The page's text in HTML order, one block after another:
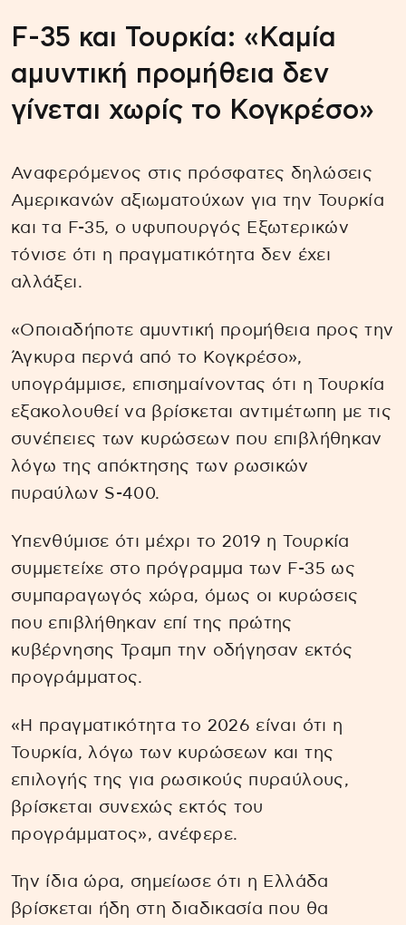
F-35 και Τουρκία: «Καμία
αμυντική προμήθεια δεν
γίνεται χωρίς το Κογκρέσο»
Αναφερόμενος στις πρόσφατες δηλώσεις
Αμερικανών αξιωματούχων για την Τουρκία
και τα F-35, ο υφυπουργός Εξωτερικών
τόνισε ότι η πραγματικότητα δεν έχει
αλλάξει.
«Οποιαδήποτε αμυντική προμήθεια προς την
Άγκυρα περνά από το Κογκρέσο»,
υπογράμμισε, επισημαίνοντας ότι η Τουρκία
εξακολουθεί να βρίσκεται αντιμέτωπη με τις
συνέπειες των κυρώσεων που επιβλήθηκαν
λόγω της απόκτησης των ρωσικών
πυραύλων S-400.
Υπενθύμισε ότι μέχρι το 2019 η Τουρκία
συμμετείχε στο πρόγραμμα των F-35 ως
συμπαραγωγός χώρα, όμως οι κυρώσεις
που επιβλήθηκαν επί της πρώτης
κυβέρνησης Τραμπ την οδήγησαν εκτός
προγράμματος.
«Η πραγματικότητα το 2026 είναι ότι η
Τουρκία, λόγω των κυρώσεων και της
επιλογής της για ρωσικούς πυραύλους,
βρίσκεται συνεχώς εκτός του
προγράμματος», ανέφερε.
Την ίδια ώρα, σημείωσε ότι η Ελλάδα
βρίσκεται ήδη στη διαδικασία που θα